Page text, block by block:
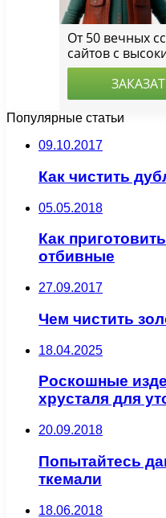
Популярные статьи
09.10.2017
Как чистить
05.05.2018
Как
отбивные
27.09.2017
Чем чистить
18.04.2025
Роскошные
хрусталя для
20.09.2018
Попытайтесь
ткемали
18.06.2018